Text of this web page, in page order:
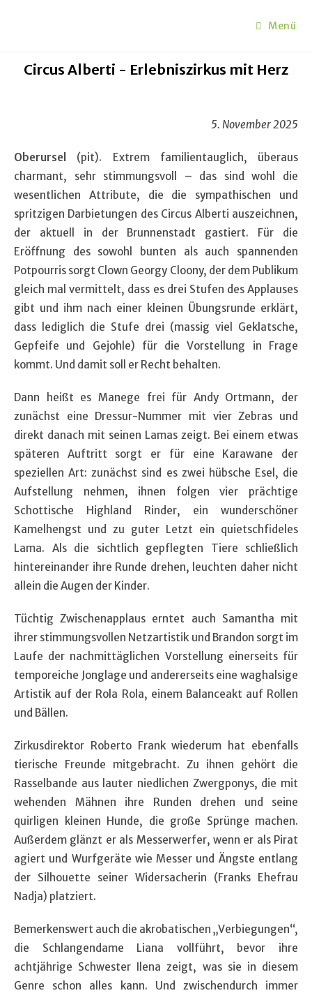
Menü
Circus Alberti - Erlebniszirkus mit Herz
5. November 2025
Oberursel (pit). Extrem familientauglich, überaus
charmant, sehr stimmungsvoll – das sind wohl die
wesentlichen Attribute, die die sympathischen und
spritzigen Darbietungen des Circus Alberti auszeichnen,
der aktuell in der Brunnenstadt gastiert. Für die
Eröffnung des sowohl bunten als auch spannenden
Potpourris sorgt Clown Georgy Cloony, der dem Publikum
gleich mal vermittelt, dass es drei Stufen des Applauses
gibt und ihm nach einer kleinen Übungsrunde erklärt,
dass lediglich die Stufe drei (massig viel Geklatsche,
Gepfeife und Gejohle) für die Vorstellung in Frage
kommt. Und damit soll er Recht behalten.
Dann heißt es Manege frei für Andy Ortmann, der
zunächst eine Dressur-Nummer mit vier Zebras und
direkt danach mit seinen Lamas zeigt. Bei einem etwas
späteren Auftritt sorgt er für eine Karawane der
speziellen Art: zunächst sind es zwei hübsche Esel, die
Aufstellung nehmen, ihnen folgen vier prächtige
Schottische Highland Rinder, ein wunderschöner
Kamelhengst und zu guter Letzt ein quietschfideles
Lama. Als die sichtlich gepflegten Tiere schließlich
hintereinander ihre Runde drehen, leuchten daher nicht
allein die Augen der Kinder.
Tüchtig Zwischenapplaus erntet auch Samantha mit
ihrer stimmungsvollen Netzartistik und Brandon sorgt im
Laufe der nachmittäglichen Vorstellung einerseits für
temporeiche Jonglage und andererseits eine waghalsige
Artistik auf der Rola Rola, einem Balanceakt auf Rollen
und Bällen.
Zirkusdirektor Roberto Frank wiederum hat ebenfalls
tierische Freunde mitgebracht. Zu ihnen gehört die
Rasselbande aus lauter niedlichen Zwergponys, die mit
wehenden Mähnen ihre Runden drehen und seine
quirligen kleinen Hunde, die große Sprünge machen.
Außerdem glänzt er als Messerwerfer, wenn er als Pirat
agiert und Wurfgeräte wie Messer und Ängste entlang
der Silhouette seiner Widersacherin (Franks Ehefrau
Nadja) platziert.
Bemerkenswert auch die akrobatischen „Verbiegungen“,
die Schlangendame Liana vollführt, bevor ihre
achtjährige Schwester Ilena zeigt, was sie in diesem
Genre schon alles kann. Und zwischendurch immer